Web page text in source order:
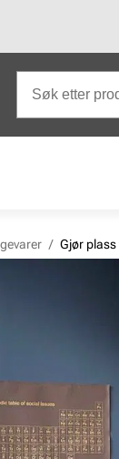
/ Gjør